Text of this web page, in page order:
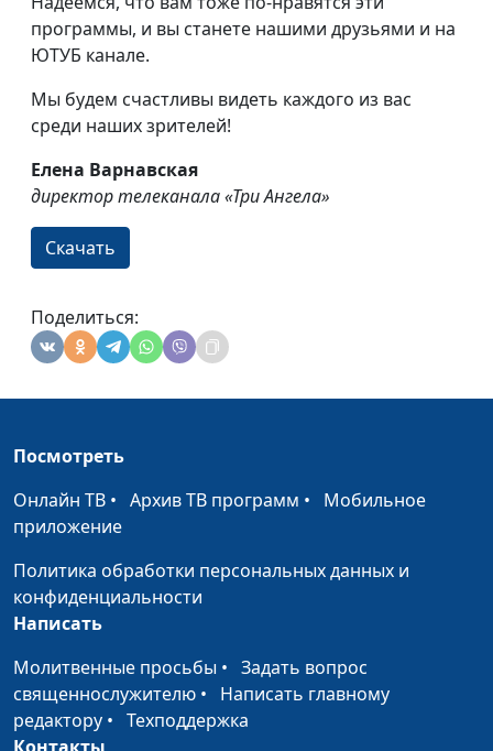
программы, и вы станете нашими друзьями и на
ЮТУБ канале.
Мы будем счастливы видеть каждого из вас
среди наших зрителей!
Елена Варнавская
директор телеканала «Три Ангела»
Скачать
Поделиться:
Посмотреть
Онлайн ТВ • Архив ТВ программ • Мобильное
приложение
Политика обработки персональных данных и
конфиденциальности
Написать
Молитвенные просьбы • Задать вопрос
священнослужителю • Написать главному
редактору • Техподдержка